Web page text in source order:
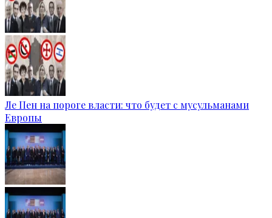
Ле Пен на пороге власти: что будет с мусульманами
Европы